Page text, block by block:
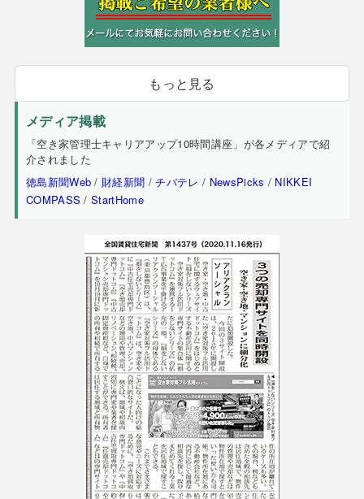
もっと見る
メディア掲載
「空き家管理士キャリアアップ10時間講座」が各メディアで紹
介されました
徳島新聞Web / 財経新聞 /チバテレ / NewsPicks / NIKKEI
COMPASS /StartHome